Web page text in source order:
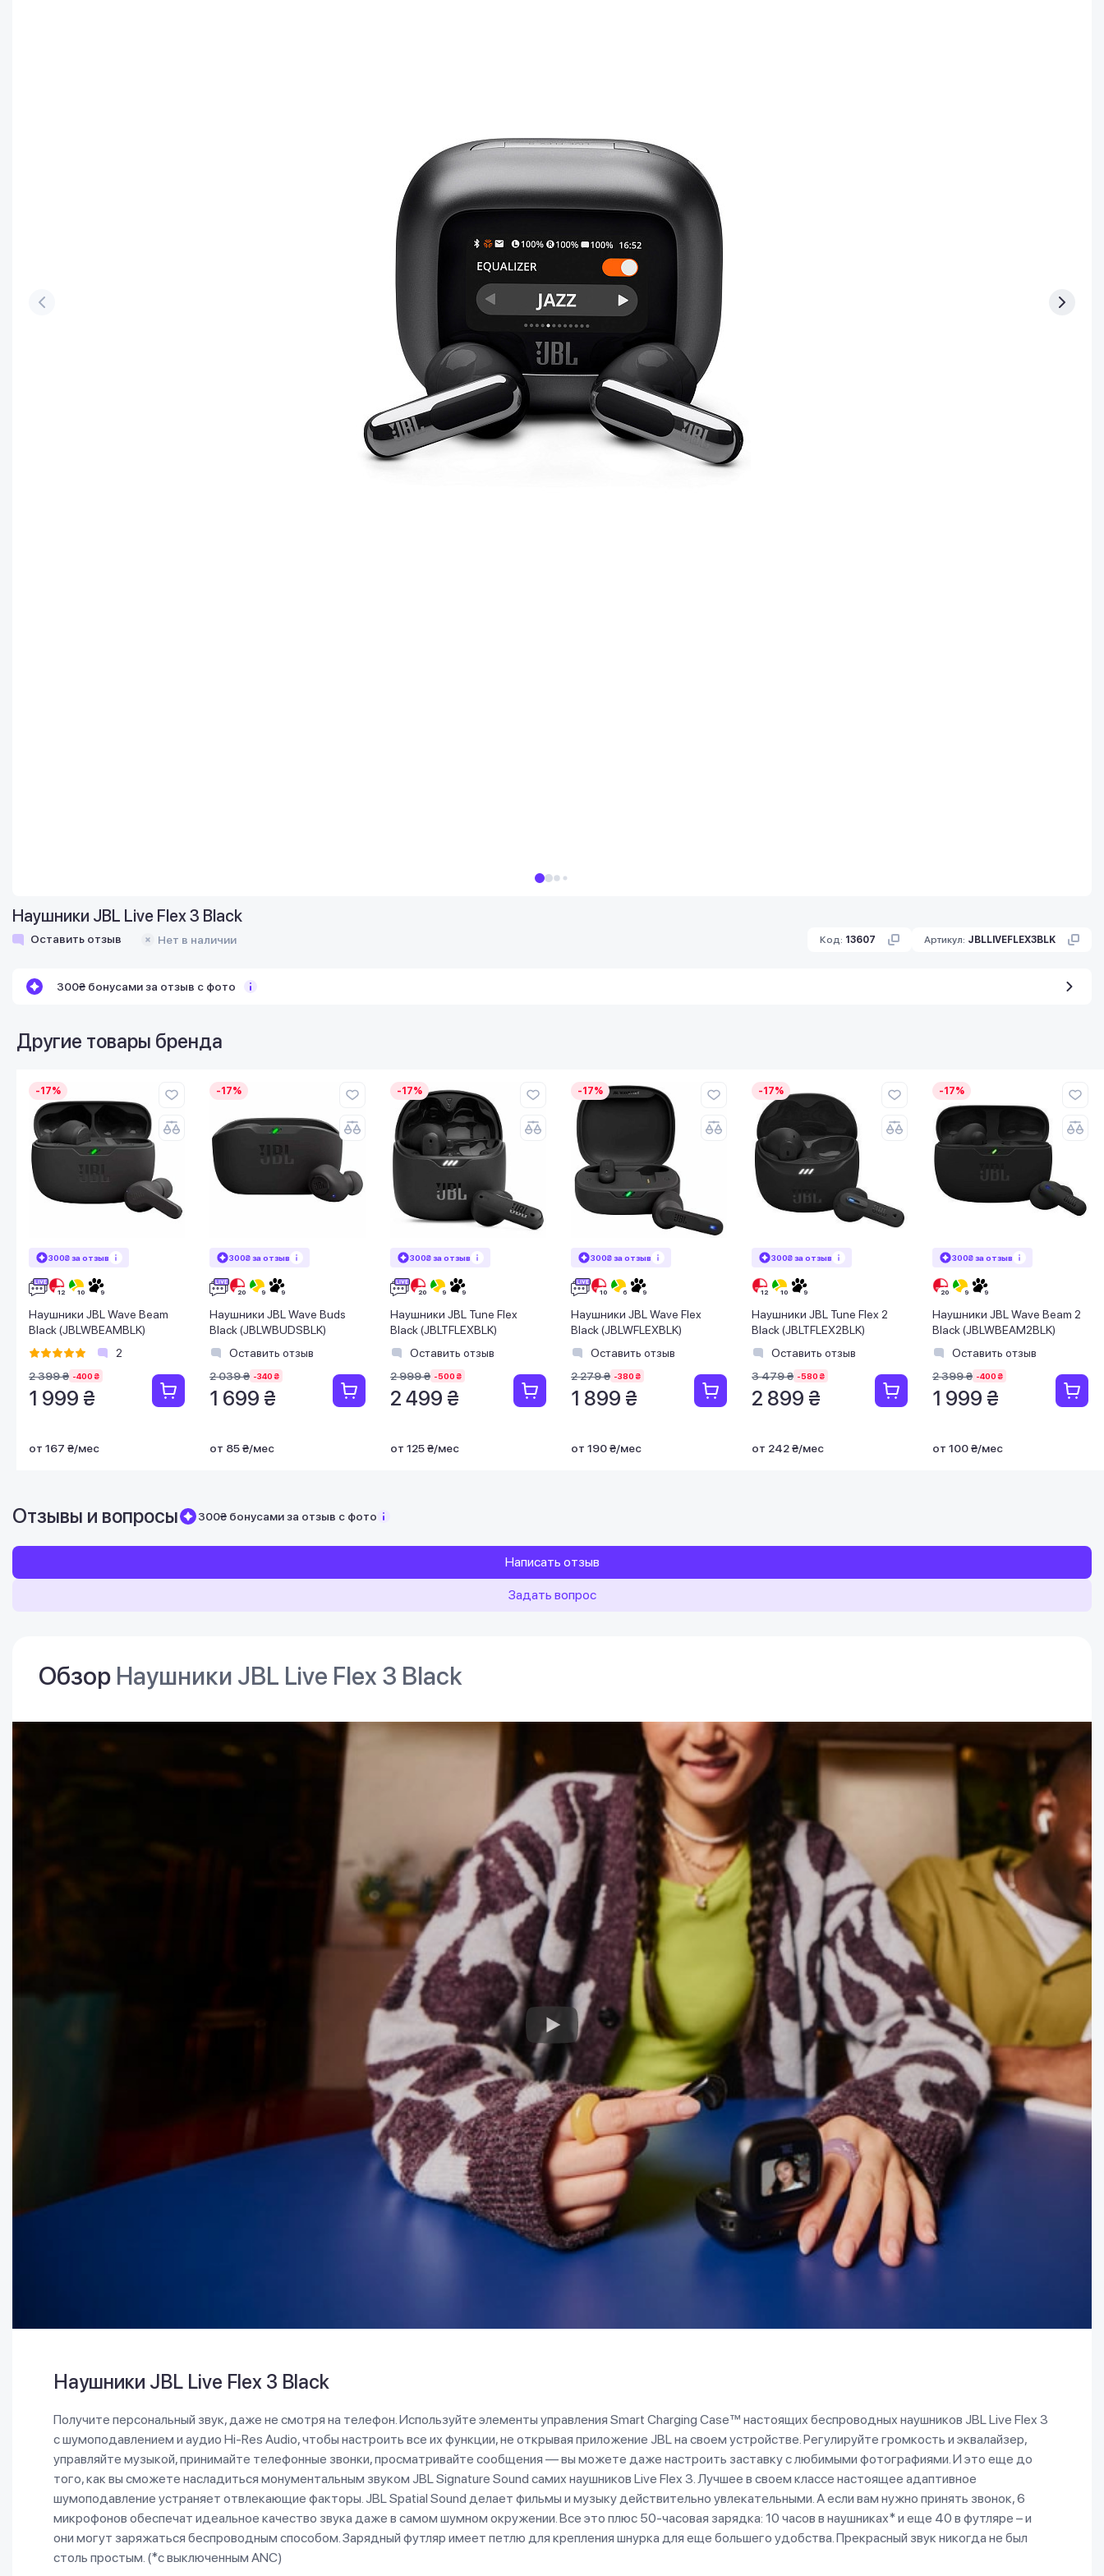
Наушники JBL Live Flex 3 Black
Оставить отзыв Нет в наличии Код: 13607 Артикул: JBLLIVEFLEX3BLK
300₴ бонусами за отзыв с фото
Другие товары бренда
-17%
300₴ за отзыв
Наушники JBL Wave Beam
Black (JBLWBEAMBLK)
2
2 399 ₴ -400 ₴
1 999 ₴
от 167 ₴/мес
-17%
300₴ за отзыв
Наушники JBL Wave Buds
Black (JBLWBUDSBLK)
Оставить отзыв
2 039 ₴ -340 ₴
1 699 ₴
от 85 ₴/мес
-17%
300₴ за отзыв
Наушники JBL Tune Flex
Black (JBLTFLEXBLK)
Оставить отзыв
2 999 ₴ -500 ₴
2 499 ₴
от 125 ₴/мес
-17%
300₴ за отзыв
Наушники JBL Wave Flex
Black (JBLWFLEXBLK)
Оставить отзыв
2 279 ₴ -380 ₴
1 899 ₴
от 190 ₴/мес
-17%
300₴ за отзыв
Наушники JBL Tune Flex 2
Black (JBLTFLEX2BLK)
Оставить отзыв
3 479 ₴ -580 ₴
2 899 ₴
от 242 ₴/мес
-17%
300₴ за отзыв
Наушники JBL Wave Beam 2
Black (JBLWBEAM2BLK)
Оставить отзыв
2 399 ₴ -400 ₴
1 999 ₴
от 100 ₴/мес
Отзывы и вопросы 300₴ бонусами за отзыв с фото
Написать отзыв
Задать вопрос
Обзор Наушники JBL Live Flex 3 Black
Наушники JBL Live Flex 3 Black
Получите персональный звук, даже не смотря на телефон. Используйте элементы управления Smart Charging Case™ настоящих беспроводных наушников JBL Live Flex 3
с шумоподавлением и аудио Hi-Res Audio, чтобы настроить все их функции, не открывая приложение JBL на своем устройстве. Регулируйте громкость и эквалайзер,
управляйте музыкой, принимайте телефонные звонки, просматривайте сообщения — вы можете даже настроить заставку с любимыми фотографиями. И это еще до
того, как вы сможете насладиться монументальным звуком JBL Signature Sound самих наушников Live Flex 3. Лучшее в своем классе настоящее адаптивное
шумоподавление устраняет отвлекающие факторы. JBL Spatial Sound делает фильмы и музыку действительно увлекательными. А если вам нужно принять звонок, 6
микрофонов обеспечат идеальное качество звука даже в самом шумном окружении. Все это плюс 50-часовая зарядка: 10 часов в наушниках* и еще 40 в футляре – и
они могут заряжаться беспроводным способом. Зарядный футляр имеет петлю для крепления шнурка для еще большего удобства. Прекрасный звук никогда не был
столь простым. (*с выключенным ANC)